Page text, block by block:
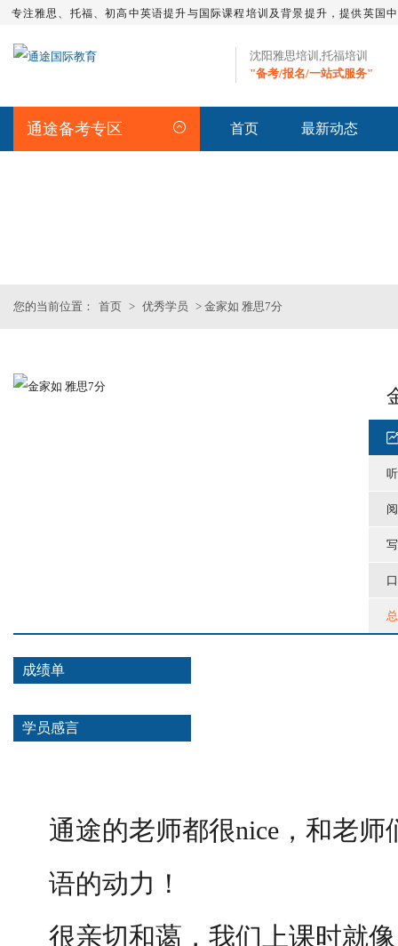
专注雅思、托福、初高中英语提升与国际课程培训及背景提升，提供英国
沈阳雅思培训,托福培训
"备考/报名/一站式服务"
通途备考专区 首页 最新动态
您的当前位置： 首页 > 优秀学员 > 金家如 雅思7分
成绩单
学员感言
通途的老师都很nice，和老
语的动力！
很亲切和蔼，我们上课时就
托福全程班【日本方向】 托福火箭